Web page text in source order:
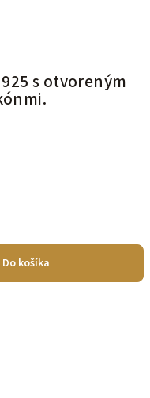
s otvoreným
Do košíka